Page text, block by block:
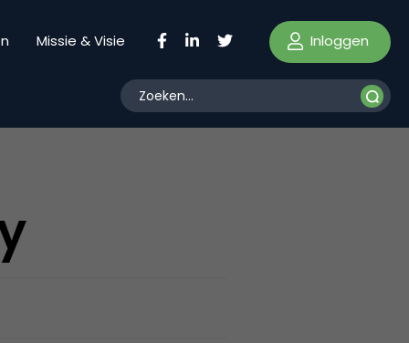
Missie & Visie Inloggen